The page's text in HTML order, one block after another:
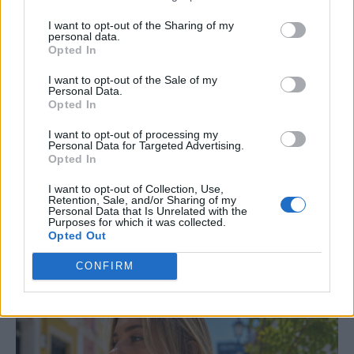
I want to opt-out of the Sharing of my
personal data.
Opted In
I want to opt-out of the Sale of my
Personal Data.
Opted In
I want to opt-out of processing my
Personal Data for Targeted Advertising.
Opted In
I want to opt-out of Collection, Use,
Retention, Sale, and/or Sharing of my
Personal Data that Is Unrelated with the
Purposes for which it was collected.
Opted Out
CONFIRM
ΤΙ ΕΙΝΑΙ;
Λευκό φιλί: Τι είναι, γιατί διχάζει τα
ζευγάρια και πότε μπορεί να κάνει τον
έρωτα πιο απολαυστικό
Το «λευκό φιλί» είναι μια σεξουαλική πρακτική
που διχάζει τα ζευγάρια – Τι ακριβώς είναι, γιατί
προκαλεί διαφορετικές αντιδράσεις και πότε
μπορεί να ενισχύσει την ερωτική εμπειρία.